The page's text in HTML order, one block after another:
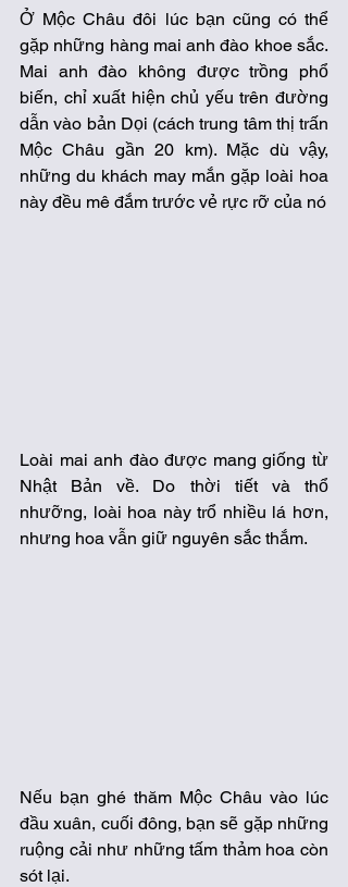
Ở Mộc Châu đôi lúc bạn cũng có thể
gặp những hàng mai anh đào khoe sắc.
Mai anh đào không được trồng phổ
biến, chỉ xuất hiện chủ yếu trên đường
dẫn vào bản Dọi (cách trung tâm thị trấn
Mộc Châu gần 20 km). Mặc dù vậy,
những du khách may mắn gặp loài hoa
Loài mai anh đào được mang giống từ
Nhật Bản về. Do thời tiết và thổ
nhưỡng, loài hoa này trổ nhiều lá hơn,
nhưng hoa vẫn giữ nguyên sắc thắm.
Nếu bạn ghé thăm Mộc Châu vào lúc
đầu xuân, cuối đông, bạn sẽ gặp những
ruộng cải như những tấm thảm hoa còn
sót lại.